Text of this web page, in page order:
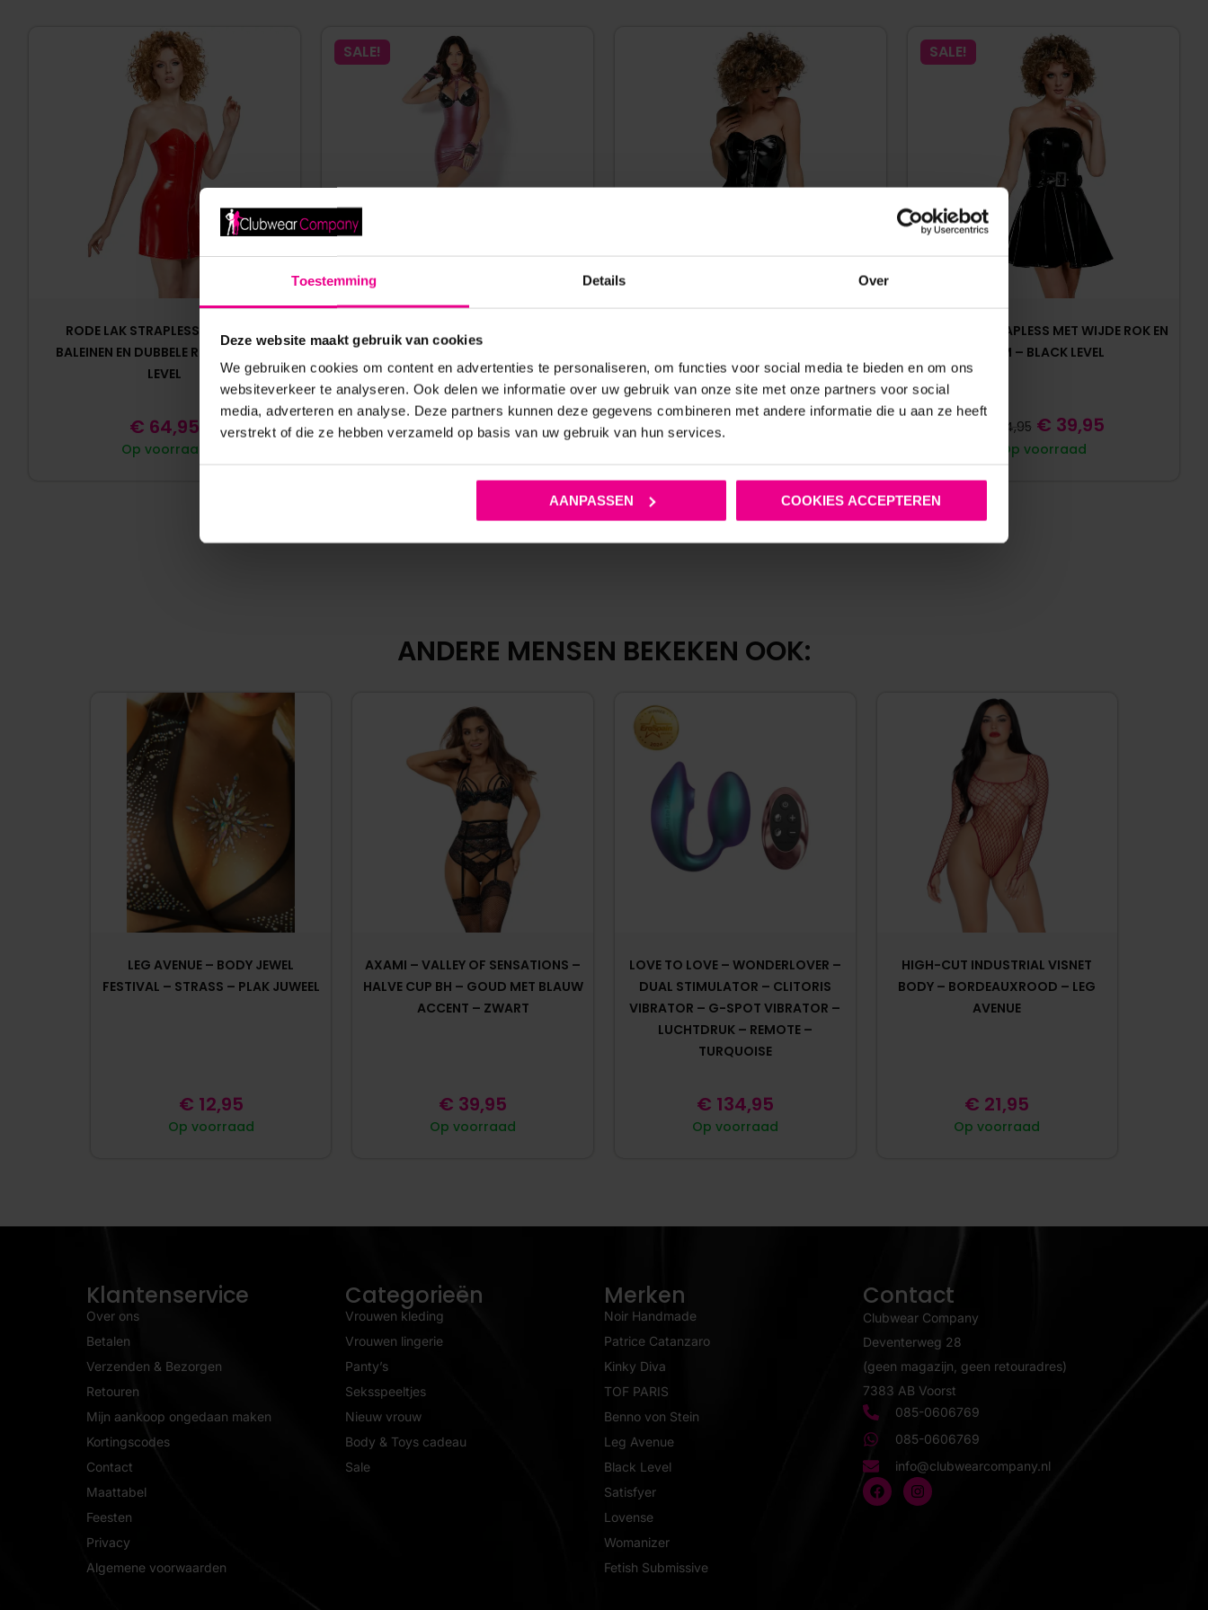
Toestemming Details Over
Deze website maakt gebruik van cookies
We gebruiken cookies om content en advertenties te personaliseren, om functies voor social media te bieden en om ons
websiteverkeer te analyseren. Ook delen we informatie over uw gebruik van onze site met onze partners voor social
media, adverteren en analyse. Deze partners kunnen deze gegevens combineren met andere informatie die u aan ze heeft
verstrekt of die ze hebben verzameld op basis van uw gebruik van hun services.
AANPASSEN COOKIES ACCEPTEREN
RODE LAK STRAPLESS JURK MET
BALEINEN EN DUBBELE RITS – BLACK
LEVEL
Op voorraad
€ 64,95
SALE!
PATRICE CATANZARO – PARIS ROBE –
JURK – CUPLOOS – LAK – ROZE ROOD
€144,95 €99,95 €
SALE!
LAK JURK STRAPLESS MET WIJDE ROK EN
RIEM – BLACK LEVEL
Op voorraad
64,95 € 39,95
ANDERE MENSEN BEKEKEN OOK:
LEG AVENUE – BODY JEWEL
FESTIVAL – STRASS – PLAK JUWEEL
Op voorraad
€ 12,95
AXAMI – VALLEY OF SENSATIONS –
HALVE CUP BH – GOUD MET BLAUW
ACCENT – ZWART
Op voorraad
€ 39,95
LOVE TO LOVE – WONDERLOVER –
DUAL STIMULATOR – CLITORIS
VIBRATOR – G-SPOT VIBRATOR –
LUCHTDRUK – REMOTE –
TURQUOISE
Op voorraad
€ 134,95
HIGH-CUT INDUSTRIAL VISNET
BODY – BORDEAUXROOD – LEG
AVENUE
Op voorraad
€ 21,95
Klantenservice
Over ons
Betalen
Verzenden & Bezorgen
Retouren
Mijn aankoop ongedaan maken
Kortingscodes
Contact
Maattabel
Feesten
Privacy
Algemene voorwaarden
Categorieën
Vrouwen kleding
Vrouwen lingerie
Panty’s
Seksspeeltjes
Nieuw vrouw
Body & Toys cadeau
Sale
Merken
Noir Handmade
Patrice Catanzaro
Kinky Diva
TOF PARIS
Benno von Stein
Leg Avenue
Black Level
Satisfyer
Lovense
Womanizer
Fetish Submissive
Contact
Clubwear Company
Deventerweg 28
(geen magazijn, geen retouradres)
7383 AB Voorst
085-0606769
085-0606769
info@clubwearcompany.nl